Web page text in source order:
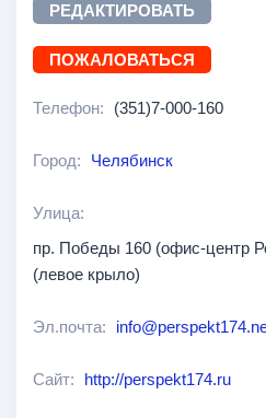
РЕДАКТИРОВАТЬ
ПОЖАЛОВАТЬСЯ
Телефон: (351)7-000-160
Город: Челябинск
Улица:
пр. Победы 160 (офис-центр
(левое крыло)
Эл.почта:
Сайт: http://perspekt174.ru